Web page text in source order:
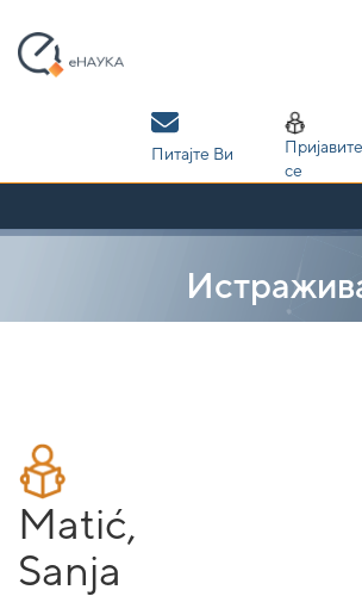
navigation
Питајте Ви
Пријавите
се
Matić,
Sanja